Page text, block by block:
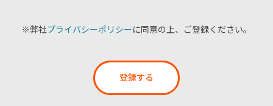
※弊社プライバシーポリシーに同意の上、ご登録ください。
登録する